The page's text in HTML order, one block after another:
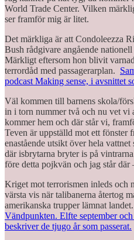
World Trade Center. Vilken
ser framför mig är litet.
Det märkliga är att Condoleezza
Bush rådgivare angående
Märkligt eftersom hon blivit
terrordåd med passagerarplan.
podcast Making sense, i avsnittet
Väl kommen till barnens skola/
in i torn nummer två och nu vet vi
kommer hem och där står vi,
Teven är uppställd mot ett fönster
enastående utsikt över hela
där isbrytarna bryter is på
före detta pojkvän och jag står där
Kriget mot terrorismen inleds och
värsta vis när talibanerna återtog
amerikanska trupper lämnat landet.
Vändpunkten. Elfte september
beskriver de tjugo år som passerat.